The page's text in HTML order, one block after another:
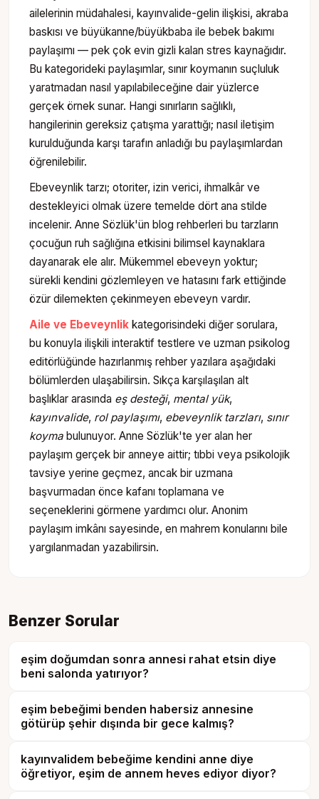
ailelerinin müdahalesi, kayınvalide-gelin ilişkisi, akraba
baskısı ve büyükanne/büyükbaba ile bebek bakımı
paylaşımı — pek çok evin gizli kalan stres kaynağıdır.
Bu kategorideki paylaşımlar, sınır koymanın suçluluk
yaratmadan nasıl yapılabileceğine dair yüzlerce
gerçek örnek sunar. Hangi sınırların sağlıklı,
hangilerinin gereksiz çatışma yarattığı; nasıl iletişim
kurulduğunda karşı tarafın anladığı bu paylaşımlardan
öğrenilebilir.
Ebeveynlik tarzı; otoriter, izin verici, ihmalkâr ve
destekleyici olmak üzere temelde dört ana stilde
incelenir. Anne Sözlük'ün blog rehberleri bu tarzların
çocuğun ruh sağlığına etkisini bilimsel kaynaklara
dayanarak ele alır. Mükemmel ebeveyn yoktur;
sürekli kendini gözlemleyen ve hatasını fark ettiğinde
özür dilemekten çekinmeyen ebeveyn vardır.
Aile ve Ebeveynlik kategorisindeki diğer sorulara,
bu konuyla ilişkili interaktif testlere ve uzman psikolog
editörlüğünde hazırlanmış rehber yazılara aşağıdaki
bölümlerden ulaşabilirsin. Sıkça karşılaşılan alt
başlıklar arasında eş desteği, mental yük,
kayınvalide, rol paylaşımı, ebeveynlik tarzları, sınır
koyma bulunuyor. Anne Sözlük'te yer alan her
paylaşım gerçek bir anneye aittir; tıbbi veya psikolojik
tavsiye yerine geçmez, ancak bir uzmana
başvurmadan önce kafanı toplamana ve
seçeneklerini görmene yardımcı olur. Anonim
paylaşım imkânı sayesinde, en mahrem konularını bile
yargılanmadan yazabilirsin.
Benzer Sorular
eşim doğumdan sonra annesi rahat etsin diye
beni salonda yatırıyor?
eşim bebeğimi benden habersiz annesine
götürüp şehir dışında bir gece kalmış?
kayınvalidem bebeğime kendini anne diye
öğretiyor, eşim de annem heves ediyor diyor?